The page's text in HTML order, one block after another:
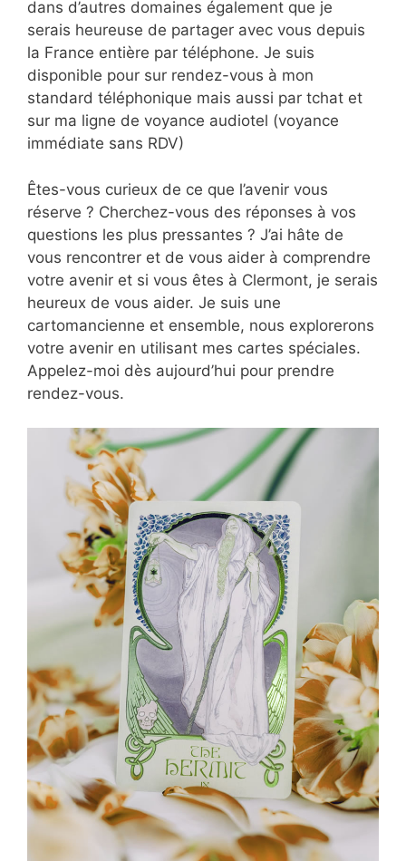
dans d’autres domaines également que je
serais heureuse de partager avec vous depuis
la France entière par téléphone. Je suis
disponible pour sur rendez-vous à mon
standard téléphonique mais aussi par tchat et
sur ma ligne de voyance audiotel (voyance
immédiate sans RDV)
Êtes-vous curieux de ce que l’avenir vous
réserve ? Cherchez-vous des réponses à vos
questions les plus pressantes ? J’ai hâte de
vous rencontrer et de vous aider à comprendre
votre avenir et si vous êtes à Clermont, je serais
heureux de vous aider. Je suis une
cartomancienne et ensemble, nous explorerons
votre avenir en utilisant mes cartes spéciales.
Appelez-moi dès aujourd’hui pour prendre
rendez-vous.